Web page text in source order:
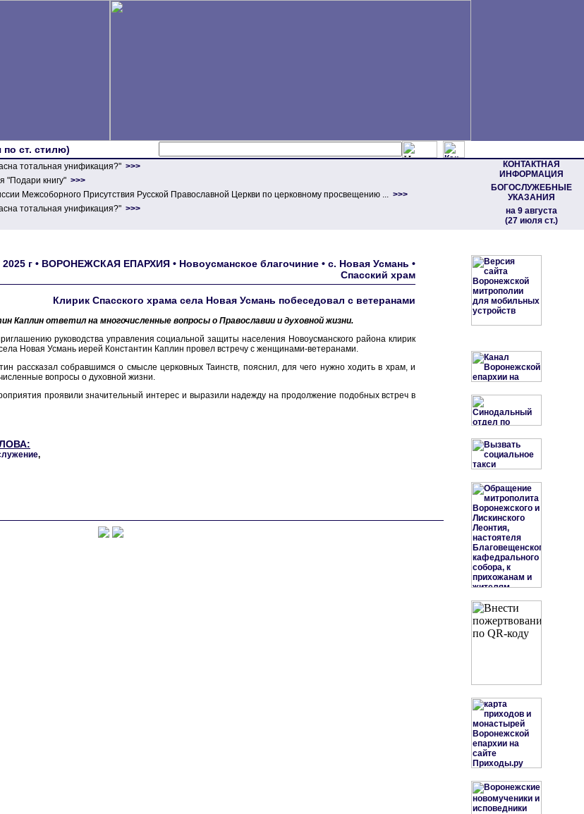
по ст. стилю)
тотальная унификация?" >>>
КОНТАКТНАЯ
ИНФОРМАЦИЯ
БОГОСЛУЖЕБНЫЕ
УКАЗАНИЯ
на 9 августа
(27 июля ст.)
"Подари книгу" >>>
Межсоборного Присутствия Русской Православной Церкви по церковному просвещению ... >>>
тотальная унификация?" >>>
2025 г • ВОРОНЕЖСКАЯ ЕПАРХИЯ • Новоусманское благочиние • с. Новая Усмань •
Спасский храм
Клирик Спасского храма села Новая Усмань побеседовал с ветеранами
Каплин ответил на многочисленные вопросы о Православии и духовной жизни.
руководства управления социальной защиты населения Новоусманского района клирик
Новая Усмань иерей Константин Каплин провел встречу с женщинами-ветеранами.
рассказал собравшимся о смысле церковных Таинств, пояснил, для чего нужно ходить в храм, и
вопросы о духовной жизни.
проявили значительный интерес и выразили надежду на продолжение подобных встреч в
,